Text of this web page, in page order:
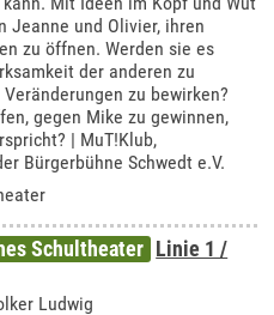
Jeanne und Olivier, ihren
zu öffnen. Werden sie es
der anderen zu
zu bewirken?
gegen Mike zu gewinnen,
| MuT!Klub,
Bürgerbühne Schwedt e.V.
Schultheater Linie 1 /
Ludwig